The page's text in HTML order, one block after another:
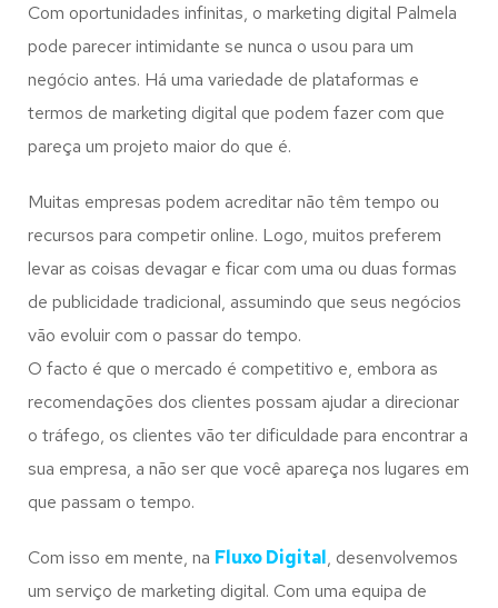
Com oportunidades infinitas, o marketing digital Palmela
pode parecer intimidante se nunca o usou para um
negócio antes. Há uma variedade de plataformas e
termos de marketing digital que podem fazer com que
pareça um projeto maior do que é.
Muitas empresas podem acreditar não têm tempo ou
recursos para competir online. Logo, muitos preferem
levar as coisas devagar e ficar com uma ou duas formas
de publicidade tradicional, assumindo que seus negócios
vão evoluir com o passar do tempo.
O facto é que o mercado é competitivo e, embora as
recomendações dos clientes possam ajudar a direcionar
o tráfego, os clientes vão ter dificuldade para encontrar a
sua empresa, a não ser que você apareça nos lugares em
que passam o tempo.
Com isso em mente, na Fluxo Digital, desenvolvemos
um serviço de marketing digital. Com uma equipa de